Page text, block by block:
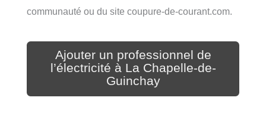
communauté ou du site coupure-de-courant.com.
Ajouter un professionnel de
l’électricité à La Chapelle-de-
Guinchay